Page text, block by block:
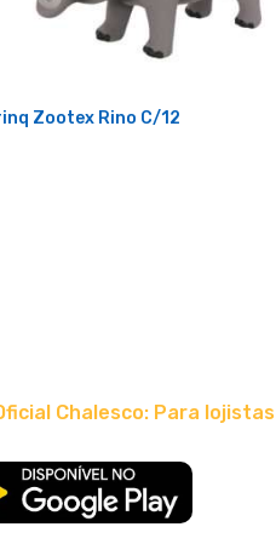
Zootex Rino C/12
Chalesco: Para lojistas